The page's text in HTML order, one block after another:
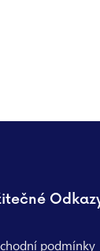
podmínky